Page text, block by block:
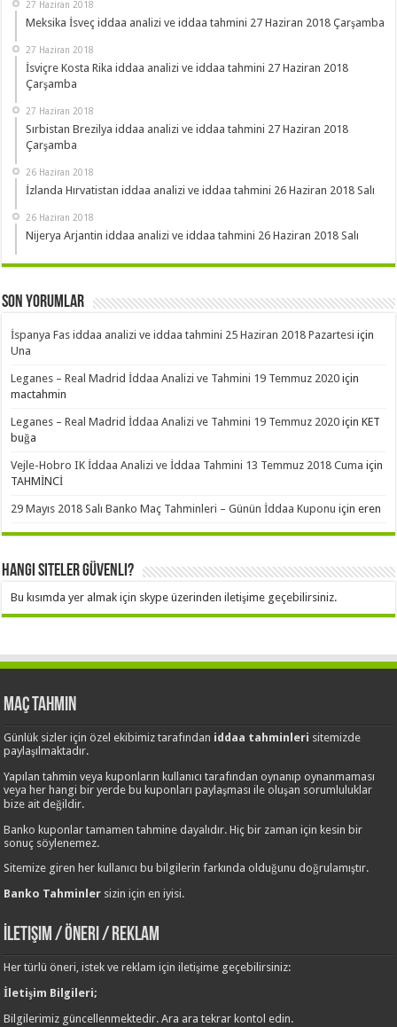
27 Haziran 2018
Meksika İsveç iddaa analizi ve iddaa tahmini 27 Haziran 2018 Çarşamba
27 Haziran 2018
İsviçre Kosta Rika iddaa analizi ve iddaa tahmini 27 Haziran 2018
Çarşamba
27 Haziran 2018
Sırbistan Brezilya iddaa analizi ve iddaa tahmini 27 Haziran 2018
Çarşamba
26 Haziran 2018
İzlanda Hırvatistan iddaa analizi ve iddaa tahmini 26 Haziran 2018 Salı
26 Haziran 2018
Nijerya Arjantin iddaa analizi ve iddaa tahmini 26 Haziran 2018 Salı
Son Yorumlar
İspanya Fas iddaa analizi ve iddaa tahmini 25 Haziran 2018 Pazartesi için
Una
Leganes – Real Madrid İddaa Analizi ve Tahmini 19 Temmuz 2020 için
mactahmin
Leganes – Real Madrid İddaa Analizi ve Tahmini 19 Temmuz 2020 içinKET
buğa
Vejle-Hobro IK İddaa Analizi ve İddaa Tahmini 13 Temmuz 2018 Cuma için
TAHMİNCİ
29 Mayıs 2018 Salı Banko Maç Tahminleri – Günün İddaa Kuponu içineren
Hangi Siteler Güvenli?
Bu kısımda yer almak için skype üzerinden iletişime geçebilirsiniz.
Maç Tahmin
Günlük sizler için özel ekibimiz tarafından iddaa tahminleri sitemizde
paylaşılmaktadır.
Yapılan tahmin veya kuponların kullanıcı tarafından oynanıp oynanmaması
veya her hangi bir yerde bu kuponları paylaşması ile oluşan sorumluluklar
bize ait değildir.
Banko kuponlar tamamen tahmine dayalıdır. Hiç bir zaman için kesin bir
sonuç söylenemez.
Sitemize giren her kullanıcı bu bilgilerin farkında olduğunu doğrulamıştır.
Banko Tahminler sizin için en iyisi.
İletişim / Öneri / Reklam
Her türlü öneri, istek ve reklam için iletişime geçebilirsiniz:
İletişim Bilgileri;
Bilgilerimiz güncellenmektedir. Ara ara tekrar kontol edin.